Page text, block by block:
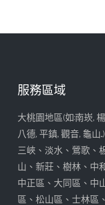
服務區域
大桃園地區(如:南崁,
八德, 平鎮, 觀音, 龜山
三峽、淡水、鶯歌、
山、新莊、樹林、中
中正區、大同區、中
區、松山區、士林區